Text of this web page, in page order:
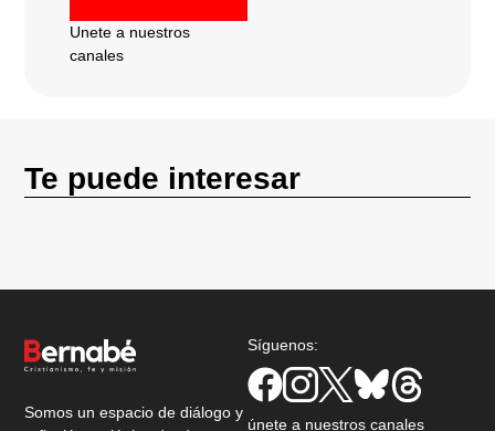
Unete a nuestros
canales
Te puede interesar
Somos un espacio de diálogo y
Síguenos:
únete a nuestros canales